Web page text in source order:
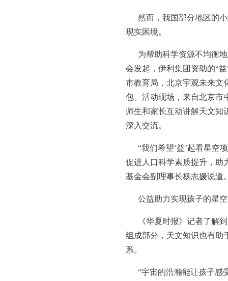
然而，我国部分地区的
现实困境。
为帮助科学资源不均衡
会发起，伊利集团资助的“
市教育局，北京宇观未来文
包。活动现场，来自北京市
师生和家长互动讲解天文知
深入交流。
“我们希望‘益’起看星空
促进人口科学素质提升，助
基金会副理事长杨志媛说道
公益助力实现孩子的星
《华夏时报》记者了解
组成部分，天文知识也有助
系。
“宇宙的浩瀚能让孩子感